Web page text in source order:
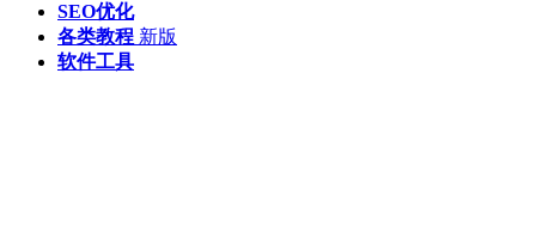
SEO优化
各类教程 新版
软件工具